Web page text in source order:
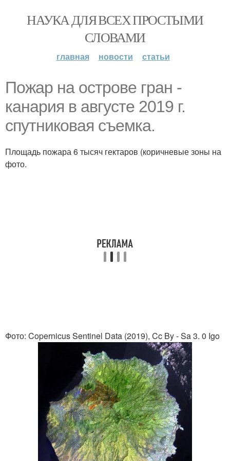
НАУКА ДЛЯ ВСЕХ ПРОСТЫМИ
СЛОВАМИ
главная новости статьи
Пожар на острове гран -
канария в августе 2019 г.
спутниковая съемка.
Площадь пожара 6 тысяч гектаров (коричневые зоны на
фото.
Фото: Copernicus Sentinel Data (2019), Cc By - Sa 3. 0 Igo